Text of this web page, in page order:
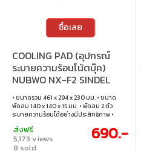
ซื้อเลย
COOLING PAD (อุปกรณ์
ระบายความร้อนโน้ตบุ๊ค)
NUBWO NX-F2 SINDEL
(BLACK)
• ขนาดรวม 461 x 294 x 230 มม. • ขนาด
พัดลม 140 x 140 x 15 มม. • พัดลม 2 ตัว
ระบายความร้อนได้อย่างมีประสิทธิภาพ •
ง่ายและสะดวก • มีพอร์ต USB-A จำนวน 2
พอร์ต • ขาตั้งแบบตามหลักสรีรศาสตร์
สามารถปรับได้ 5 ระดับ • ความเร็วพัดลม
ส่งฟรี
5,173 views
8 sold
690.-